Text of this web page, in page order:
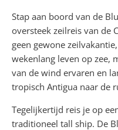
Stap aan boord van de
oversteek zeilreis van de
geen gewone
wekenlang leven op zee,
van de wind ervaren en
tropisch Antigua naar de
Tegelijkertijd reis je op
traditioneel tall ship. De